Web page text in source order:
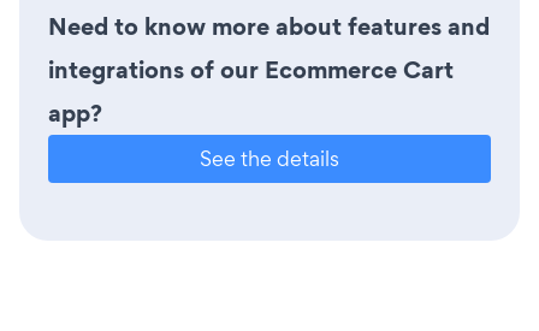
Need to know more about features and
integrations of our Ecommerce Cart
app?
See the details